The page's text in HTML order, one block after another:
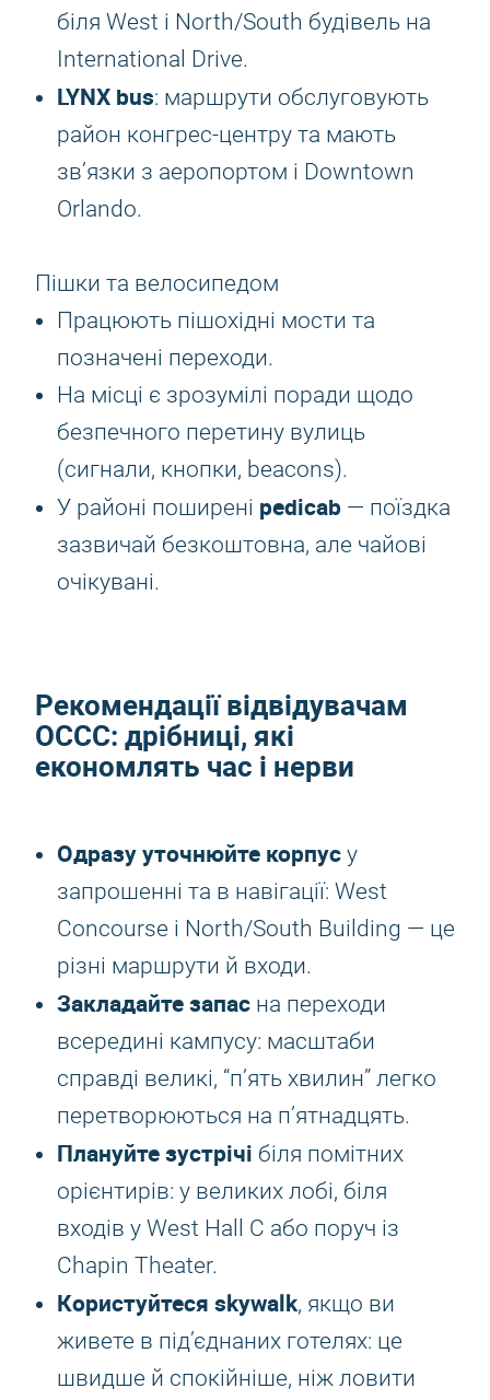
біля West і North/South будівель на
International Drive.
LYNX bus: маршрути обслуговують
район конгрес-центру та мають
зв’язки з аеропортом і Downtown
Orlando.
Пішки та велосипедом
Працюють пішохідні мости та
позначені переходи.
На місці є зрозумілі поради щодо
безпечного перетину вулиць
(сигнали, кнопки, beacons).
У районі поширені pedicab — поїздка
зазвичай безкоштовна, але чайові
очікувані.
Рекомендації відвідувачам
OCCC: дрібниці, які
економлять час і нерви
Одразу уточнюйте корпус у
запрошенні та в навігації: West
Concourse і North/South Building — це
різні маршрути й входи.
Закладайте запас на переходи
всередині кампусу: масштаби
справді великі, “п’ять хвилин” легко
перетворюються на п’ятнадцять.
Плануйте зустрічі біля помітних
орієнтирів: у великих лобі, біля
входів у West Hall C або поруч із
Chapin Theater.
Користуйтеся skywalk, якщо ви
живете в під’єднаних готелях: це
швидше й спокійніше, ніж ловити